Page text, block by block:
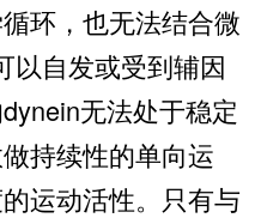
环，也无法结合微
以自发或受到辅因
无法处于稳定
持续性的单向运
运动活性。只有与